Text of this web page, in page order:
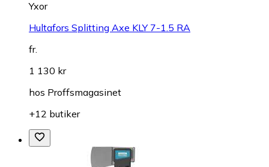
Yxor
Hultafors Splitting Axe KLY 7-1.5 RA
fr.
1 130 kr
hos Proffsmagasinet
+12 butiker